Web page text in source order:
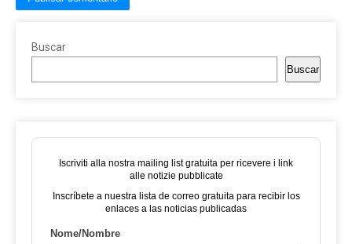
Buscar
Buscar
Iscriviti alla nostra mailing list gratuita per ricevere i link
alle notizie pubblicate
Inscríbete a nuestra lista de correo gratuita para recibir los
enlaces a las noticias publicadas
Nome/Nombre